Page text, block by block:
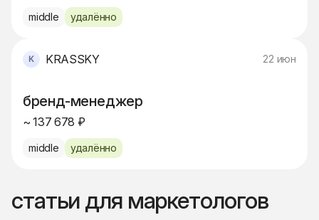
middle удалённо
KRASSKY 22 июн
бренд-менеджер
~ 137 678 ₽
middle удалённо
статьи для маркетологов